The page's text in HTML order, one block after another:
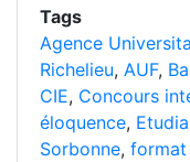
Tags
Agence
Richelieu, AUF,
CIE, Concours
éloquence,
Sorbonne, format